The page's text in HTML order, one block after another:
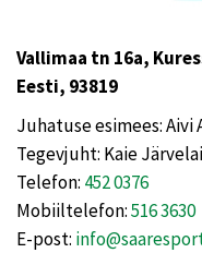
Vallimaa tn 16a,
Eesti, 93819
Juhatuse esimees: Aivi
Tegevjuht: Kaie
Telefon: 452 0376
Mobiiltelefon:516 3630
E-post: